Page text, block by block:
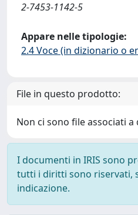
2-7453-1142-5
Appare nelle tipologie:
2.4 Voce (in dizionario o
File in questo prodotto:
Non ci sono file associati
I documenti in IRIS sono
tutti i diritti sono riservati,
indicazione.